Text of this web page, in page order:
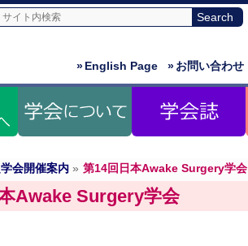
»お問い合わせ
»English Page
会開催案内 » 第14回日本Awake Surgery学会
Awake Surgery学会